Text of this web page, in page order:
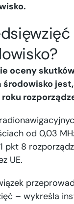
oceny
od 0,03
8
UE.
– wykreśla